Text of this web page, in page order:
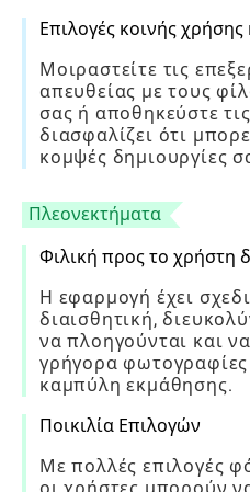
Επιλογές κοινής
Μοιραστείτε τις
απευθείας με τους
σας ή αποθηκεύστε
διασφαλίζει ότι
κομψές δημιουργίες
Πλεονεκτήματα
Φιλική προς το χρήστη
Η εφαρμογή έχει
διαισθητική,
να πλοηγούνται και
γρήγορα
καμπύλη εκμάθησης.
Ποικιλία Επιλογών
Με πολλές επιλογές